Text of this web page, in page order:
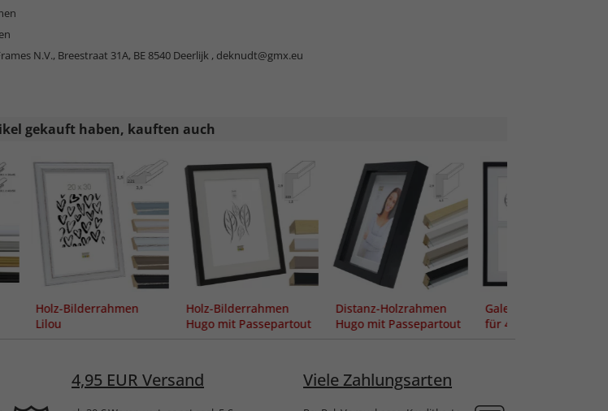
N.V., Breestraat 31A, BE 8540 Deerlijk , deknudt@gmx.eu
gekauft haben, kauften auch
Holz-Bilderrahmen
Lilou
Holz-Bilderrahmen
Hugo mit Passepartout
Distanz-Holzrahmen
Hugo mit Passepartout
Galerierahmen
für 4 Bilder 10x15 cm
4,95 EUR Versand Viele Zahlungsarten